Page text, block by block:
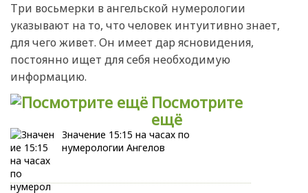
Три восьмерки в ангельской нумерологии
указывают на то, что человек интуитивно знает,
для чего живет. Он имеет дар ясновидения,
постоянно ищет для себя необходимую
информацию.
Посмотрите
ещё
Значение 15:15 на часах по
нумерологии Ангелов